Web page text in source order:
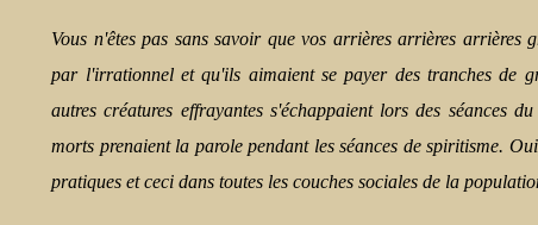
Vous n'êtes pas sans savoir que vos arrières arrières arrières
par l'irrationnel et qu'ils aimaient se payer des tranches de
autres créatures effrayantes s'échappaient lors des séances
morts prenaient la parole pendant les séances de spiritisme.
pratiques et ceci dans toutes les couches sociales de la